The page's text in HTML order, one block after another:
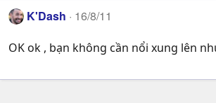
K'Dash 16/8/11
OK ok , bạn không cần nổi xung lên